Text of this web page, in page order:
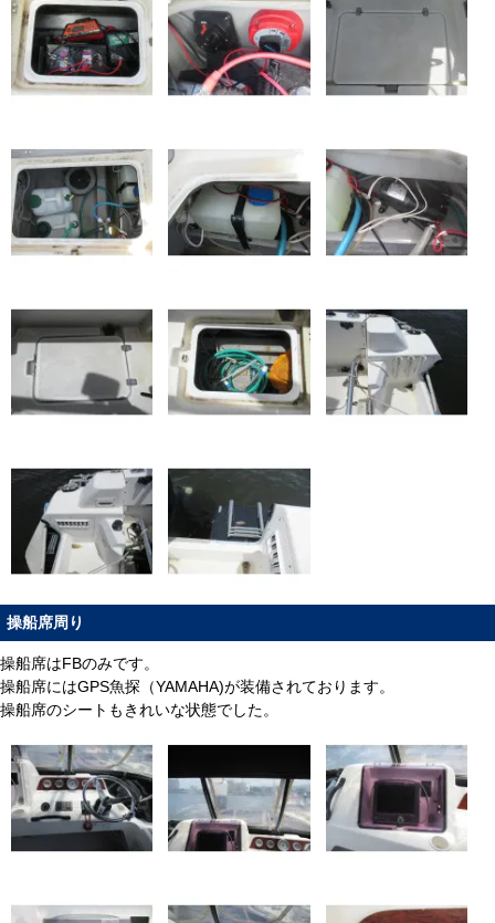
操船席周り
操船席はFBのみです。
操船席にはGPS魚探（YAMAHA)が装備されております。
操船席のシートもきれいな状態でした。